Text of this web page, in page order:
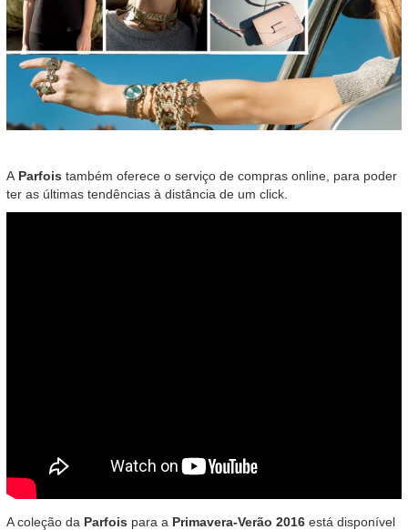
A Parfois também oferece o serviço de compras online, para poder
ter as últimas tendências à distância de um click.
A coleção da Parfois para a Primavera-Verão 2016 está disponível